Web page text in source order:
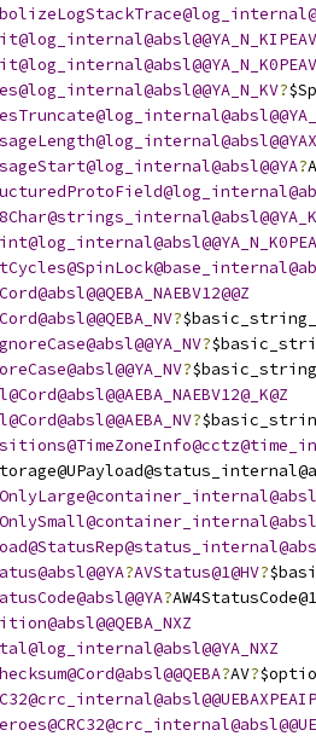
?
?
?
?
?
?
?AVStatus@1@HV?
?
?AV?